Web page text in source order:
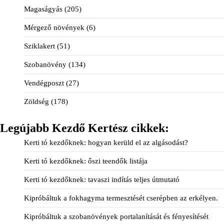
Magaságyás (205)
Mérgező növények (6)
Sziklakert (51)
Szobanövény (134)
Vendégposzt (27)
Zöldség (178)
Legújabb Kezdő Kertész cikkek:
Kerti tó kezdőknek: hogyan kerüld el az algásodást?
Kerti tó kezdőknek: őszi teendők listája
Kerti tó kezdőknek: tavaszi indítás teljes útmutató
Kipróbáltuk a fokhagyma termesztését cserépben az erkélyen.
Kipróbáltuk a szobanövények portalanítását és fényesítését